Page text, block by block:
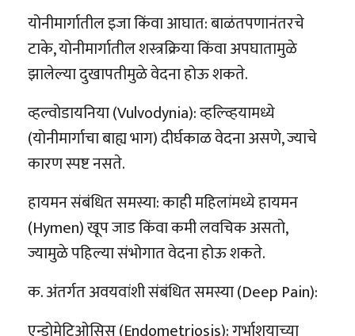
योनीमार्गातील इजा किंवा आघात: बाळंतपणानंतरचे
टाके, योनीमार्गातील शस्त्रक्रिया किंवा अपघातामुळे
झालेल्या दुखापतीमुळे वेदना होऊ शकते.
व्हल्वोडायनिया (Vulvodynia): व्हल्व्हियामध्ये
(योनीमार्गाचा बाह्य भाग) दीर्घकाळ वेदना असणे, ज्याचे
कारण स्पष्ट नसते.
हायमन संबंधित समस्या: काही महिलांमध्ये हायमन
(Hymen) खूप जाड किंवा कमी लवचिक असतो,
ज्यामुळे पहिल्या संभोगात वेदना होऊ शकते.
क. अंतर्गत अवयवांशी संबंधित समस्या (Deep Pain):